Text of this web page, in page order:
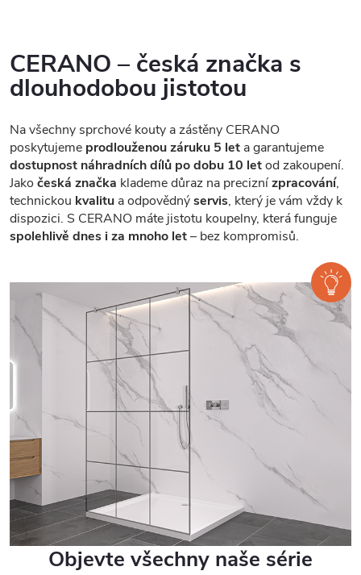
CERANO – česká značka s
dlouhodobou jistotou
Na všechny sprchové kouty a zástěny CERANO
poskytujeme prodlouženou záruku 5 let a garantujeme
dostupnost náhradních dílů po dobu 10 letod zakoupení.
Jako česká značka klademe důraz na preciznízpracování,
technickou kvalitu a odpovědnýservis, který je vám vždy k
dispozici. S CERANO máte jistotu koupelny, která funguje
spolehlivě dnes i za mnoho let– bez kompromisů.
Objevte všechny naše série